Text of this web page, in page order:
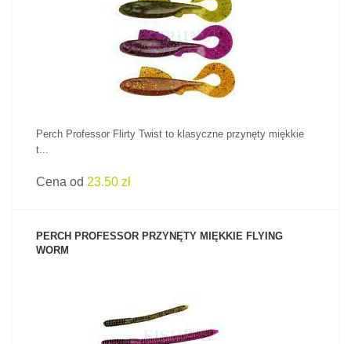
ZOBACZ PRODUKT
Perch Professor Flirty Twist to klasyczne przynęty miękkie
t...
Cena od 23.50 zł
PERCH PROFESSOR PRZYNĘTY MIĘKKIE FLYING
WORM
ZOBACZ PRODUKT